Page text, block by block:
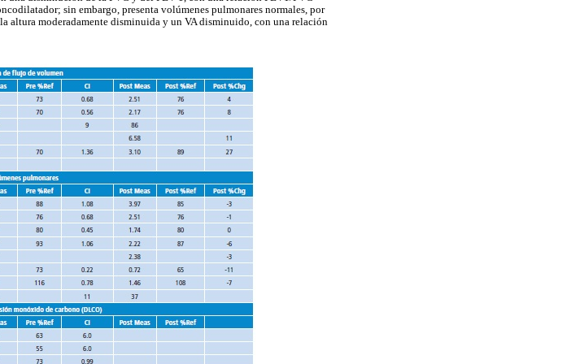
sin embargo, presenta volúmenes pulmonares normales, por
altura moderadamente disminuida y un VA disminuido, con una relación